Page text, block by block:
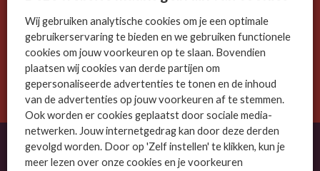
De ICT-wereld is snel. Mis niets.
Meld je nu aan voor de MSP Business nieuwsbrief.
AANMELDEN
Wij gebruiken analytische cookies om je een optimale
gebruikerservaring te bieden en we gebruiken functionele
cookies om jouw voorkeuren op te slaan. Bovendien
plaatsen wij cookies van derde partijen om
gepersonaliseerde advertenties te tonen en de inhoud
van de advertenties op jouw voorkeuren af te stemmen.
Ook worden er cookies geplaatst door sociale media-
netwerken. Jouw internetgedrag kan door deze derden
gevolgd worden. Door op 'Zelf instellen' te klikken, kun je
meer lezen over onze cookies en je voorkeuren